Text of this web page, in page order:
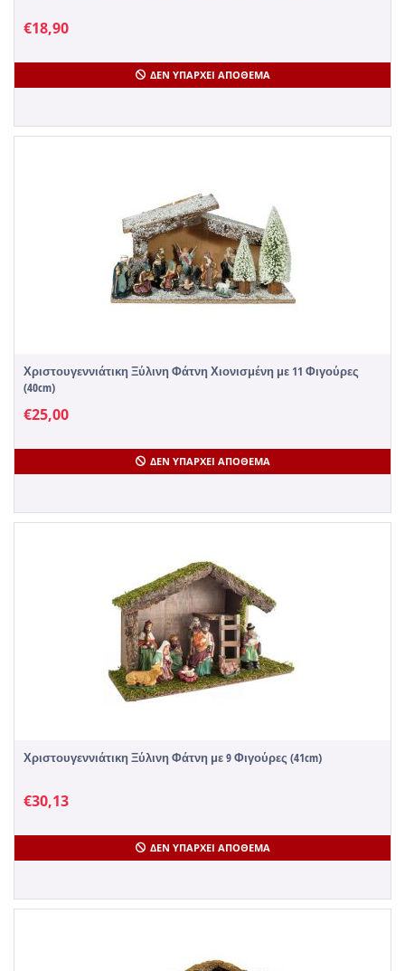
€18,90
ΔΕΝ ΥΠΆΡΧΕΙ ΑΠΌΘΕΜΑ
Χριστουγεννιάτικη Ξύλινη Φάτνη Χιονισμένη με 11 Φιγούρες
(40cm)
€25,00
ΔΕΝ ΥΠΆΡΧΕΙ ΑΠΌΘΕΜΑ
Χριστουγεννιάτικη Ξύλινη Φάτνη με 9 Φιγούρες (41cm)
€30,13
ΔΕΝ ΥΠΆΡΧΕΙ ΑΠΌΘΕΜΑ